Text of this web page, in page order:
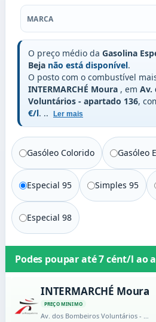
Marca
MARCA
O preço médio da Gasolina
Beja não está disponível.
O posto com o combustível
INTERMARCHÉ Moura , em Av.
Voluntários - apartado 136,
€/l. .. Ler mais
Gasóleo Colorido Gasóleo
Especial 95 Simples 95
Especial 98
Podes poupar até7 cént/l ao
INTERMARCHÉ Moura
PREÇO MINIMO
Av. dos Bombeiros Voluntários - apartado 136